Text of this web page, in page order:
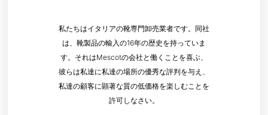
私たちはイタリアの靴専門卸売業者です。同社
は、靴製品の輸入の16年の歴史を持っていま
す。それはMescotの会社と働くことを喜ぶ、
彼らは私達に私達の場所の優秀な評判を与え、
私達の顧客に顕著な質の低価格を楽しむことを
許可しなさい。